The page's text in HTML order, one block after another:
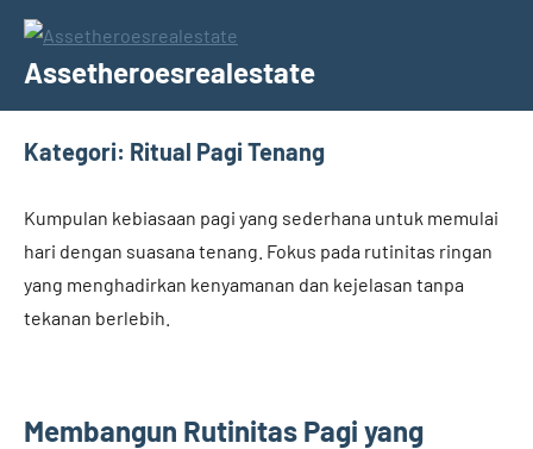
Skip
content
Assetheroesrealestate
Kategori: Ritual Pagi Tenang
Kumpulan kebiasaan pagi yang sederhana untuk memulai
hari dengan suasana tenang. Fokus pada rutinitas ringan
yang menghadirkan kenyamanan dan kejelasan tanpa
tekanan berlebih.
Membangun Rutinitas Pagi yang